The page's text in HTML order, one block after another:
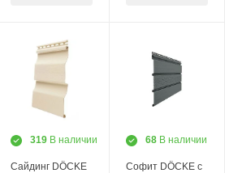
319 В наличии
Сайдинг DÖCKE
68 В наличии
Софит DÖCKE с